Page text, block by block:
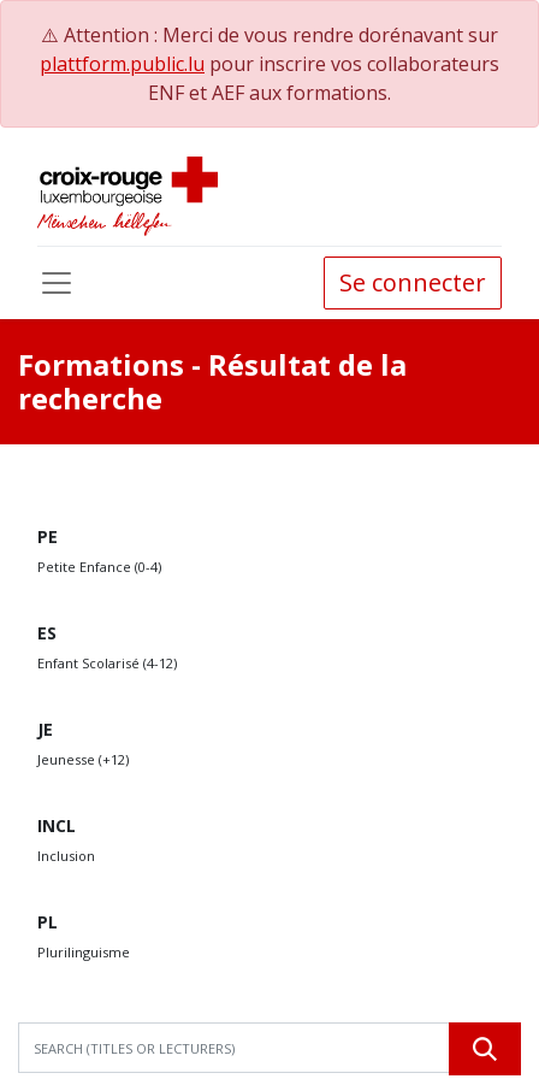
⚠️ Attention : Merci de vous rendre dorénavant sur
plattform.public.lu pour inscrire vos collaborateurs
ENF et AEF aux formations.
Se connecter
Formations - Résultat de la
recherche
PE
Petite Enfance (0-4)
ES
Enfant Scolarisé (4-12)
JE
Jeunesse (+12)
INCL
Inclusion
PL
Plurilinguisme